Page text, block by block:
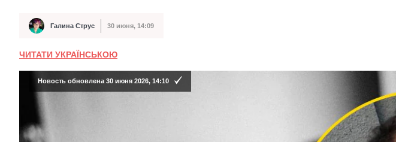
Автор Галина Струс
Дата публикации 30 июня, 14:09
ЧИТАТИ УКРАЇНСЬКОЮ
Новость обновлена 30 июня 2026, 14:10